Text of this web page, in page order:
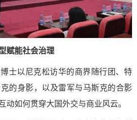
赋能社会治理
士以尼克松访华的商界随行团、特
的身影，以及雷军与马斯克的合影
动如何贯穿大国外交与商业风云。